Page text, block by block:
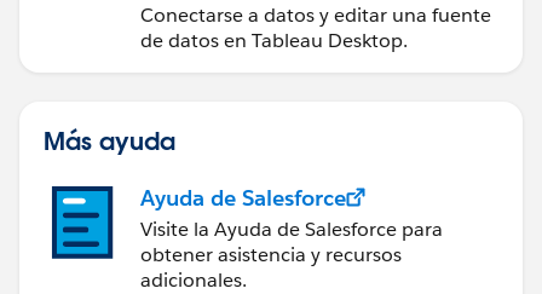
Conectarse a datos y editar una fuente
de datos en Tableau Desktop.
Más ayuda
Ayuda de Salesforce
Visite la Ayuda de Salesforce para
obtener asistencia y recursos
adicionales.